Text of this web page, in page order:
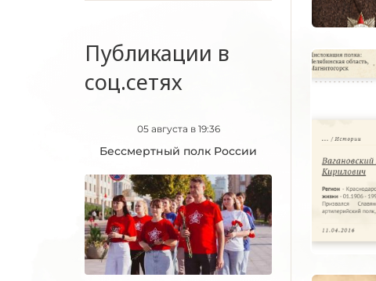
Публикации в
соц.сетях
05 августа в 19:36
Бессмертный полк России